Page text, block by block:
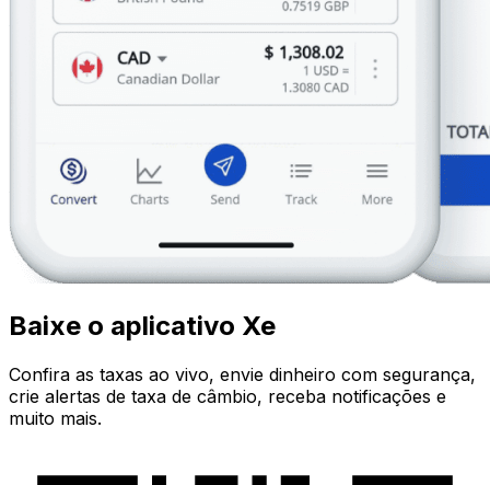
Baixe o aplicativo Xe
Confira as taxas ao vivo, envie dinheiro com segurança,
crie alertas de taxa de câmbio, receba notificações e
muito mais.